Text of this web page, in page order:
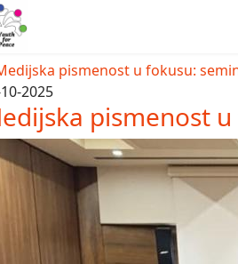
2025
pismenost